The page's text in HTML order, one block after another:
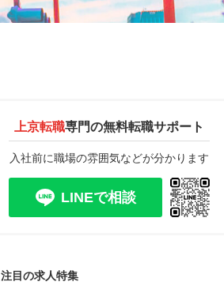
上京転職専門の無料転職サポート
入社前に職場の雰囲気などが分かります
LINEで相談
注目の求人特集